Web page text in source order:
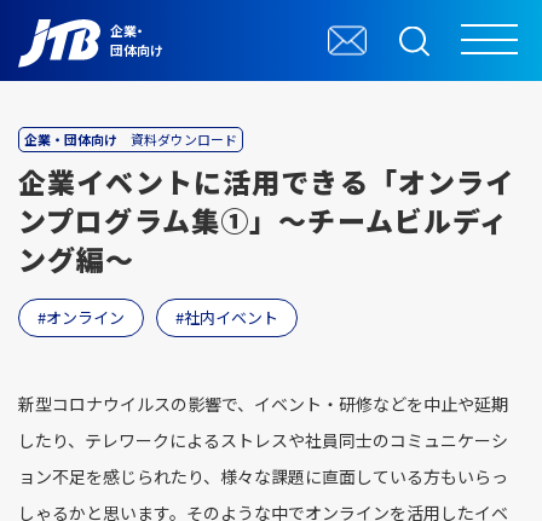
企業・
団体向け
企業・団体向け 資料ダウンロード
企業イベントに活用できる「オンライ
ンプログラム集①」～チームビルディ
ング編～
オンライン 社内イベント
新型コロナウイルスの影響で、イベント・研修などを中止や延期
したり、テレワークによるストレスや社員同士のコミュニケーシ
ョン不足を感じられたり、様々な課題に直面している方もいらっ
しゃるかと思います。そのような中でオンラインを活用したイベ